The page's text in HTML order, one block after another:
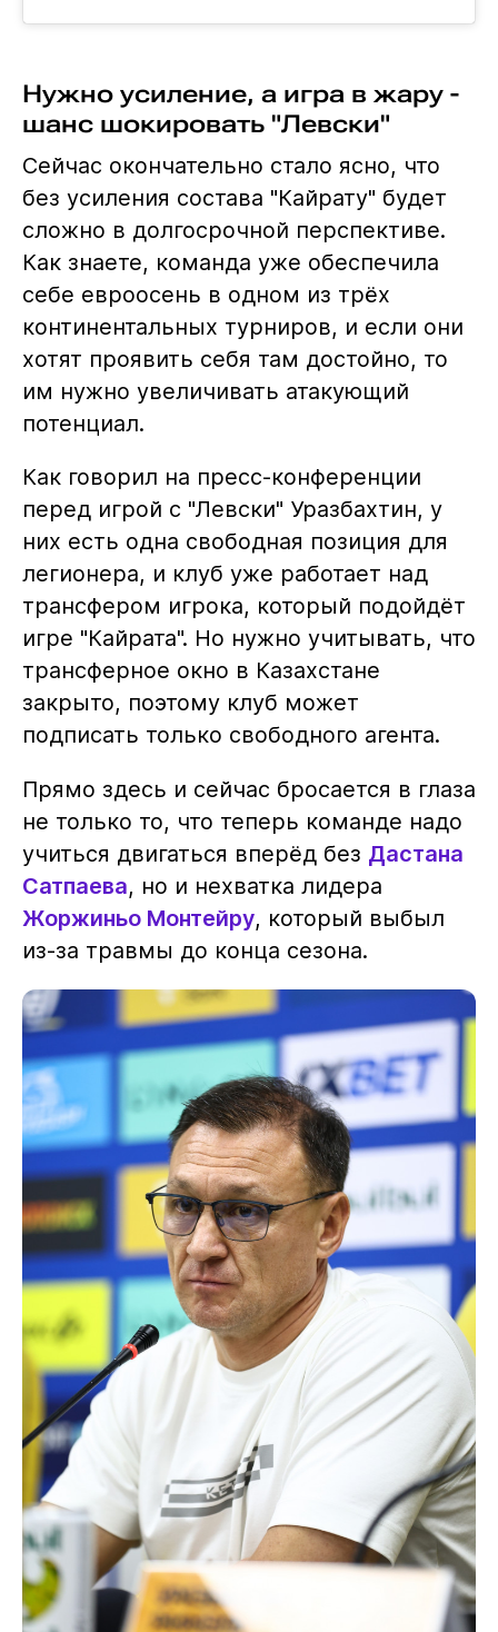
Нужно усиление, а игра в жару -
шанс шокировать "Левски"
Сейчас окончательно стало ясно, что
без усиления состава "Кайрату" будет
сложно в долгосрочной перспективе.
Как знаете, команда уже обеспечила
себе евроосень в одном из трёх
континентальных турниров, и если они
хотят проявить себя там достойно, то
им нужно увеличивать атакующий
потенциал.
Как говорил на пресс-конференции
перед игрой с "Левски" Уразбахтин, у
них есть одна свободная позиция для
легионера, и клуб уже работает над
трансфером игрока, который подойдёт
игре "Кайрата". Но нужно учитывать, что
трансферное окно в Казахстане
закрыто, поэтому клуб может
подписать только свободного агента.
Прямо здесь и сейчас бросается в глаза
не только то, что теперь команде надо
учиться двигаться вперёд без Дастана
Сатпаева, но и нехватка лидера
Жоржиньо Монтейру, который выбыл
из-за травмы до конца сезона.